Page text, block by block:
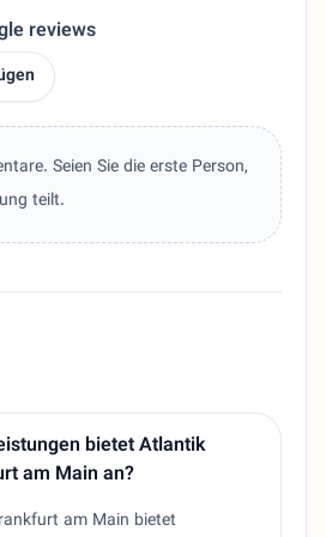
reviews
Seien Sie die erste Person,
teilt.
bietet Atlantik
am Main an?
am Main bietet